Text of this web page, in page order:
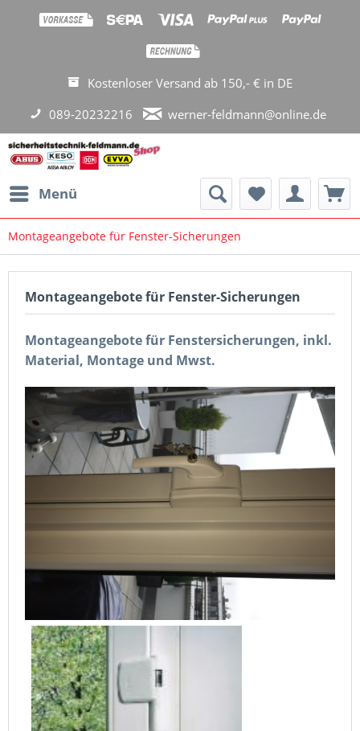
Kostenloser Versand ab 150,- € in DE
089-20232216
werner-feldmann@online.de
Menü
Montageangebote für Fenster-Sicherungen
Montageangebote für Fenster-Sicherungen
Montageangebote für Fenstersicherungen, inkl.
Material, Montage und Mwst.